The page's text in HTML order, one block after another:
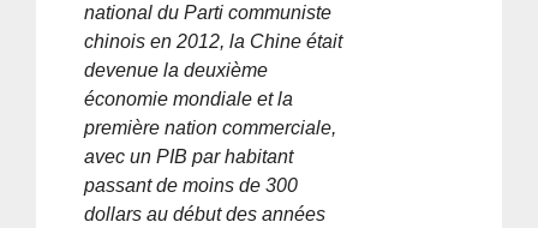
national du Parti communiste
chinois en 2012, la Chine était
devenue la deuxième
économie mondiale et la
première nation commerciale,
avec un PIB par habitant
passant de moins de 300
dollars au début des années